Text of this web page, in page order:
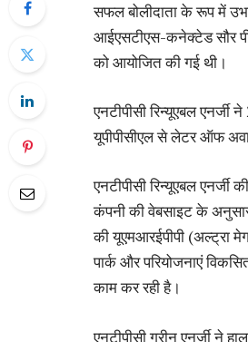
सफल बोलीदाता के रूप में
आईएसटीएस-कनेक्टेड सौर
को आयोजित की गई थी।
एनटीपीसी रिन्यूएबल
यूपीपीसीएल से लेटर ऑफ
एनटीपीसी रिन्यूएबल
कंपनी की वेबसाइट के
की यूएमआरईपीपी (अल्ट्रा
पार्क और परियोजनाएं
काम कर रही है।
एनटीपीसी ग्रीन एनर्जी ने